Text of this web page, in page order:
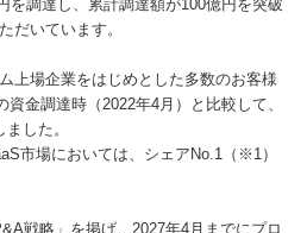
を調達し、累計調達額が100億円を突破
だいています。
上場企業をはじめとした多数のお客様
金調達時（2022年4月）と比較して、
した。
市場においては、シェアNo.1（※1）
戦略」を掲げ、2027年4月までにプロ